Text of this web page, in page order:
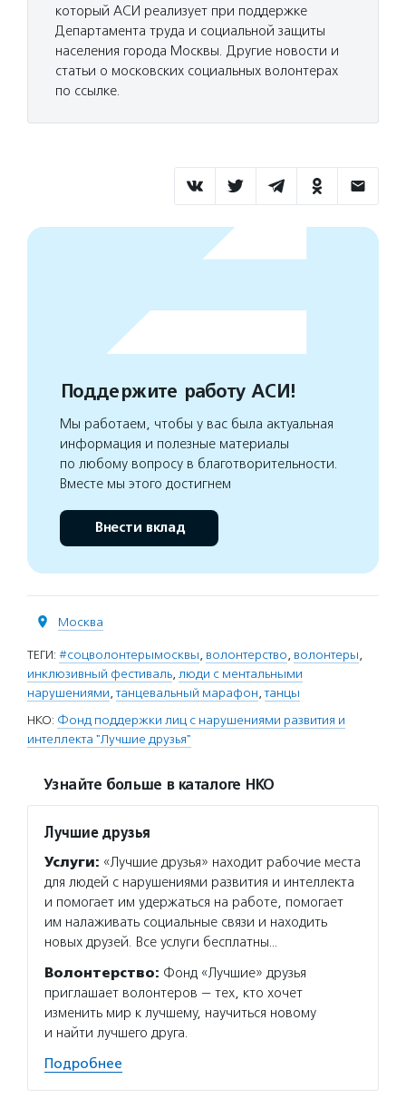
который АСИ реализует при поддержке
Департамента труда и социальной защиты
населения города Москвы. Другие новости и
статьи о московских социальных волонтерах
по ссылке.
Поддержите работу АСИ!
Мы работаем, чтобы у вас была актуальная
информация и полезные материалы
по любому вопросу в благотворительности.
Вместе мы этого достигнем
Внести вклад
Москва
ТЕГИ: #соцволонтерымосквы, волонтерство, волонтеры,
инклюзивный фестиваль, люди с ментальными
нарушениями,танцевальный марафон,танцы
НКО: Фонд поддержки лиц с нарушениями развития и
интеллекта "Лучшие друзья"
Узнайте больше в каталоге НКО
Лучшие друзья
Услуги: «Лучшие друзья» находит рабочие места
для людей с нарушениями развития и интеллекта
и помогает им удержаться на работе, помогает
им налаживать социальные связи и находить
новых друзей. Все услуги бесплатны…
Волонтерство: Фонд «Лучшие» друзья
приглашает волонтеров — тех, кто хочет
изменить мир к лучшему, научиться новому
и найти лучшего друга.
Подробнее